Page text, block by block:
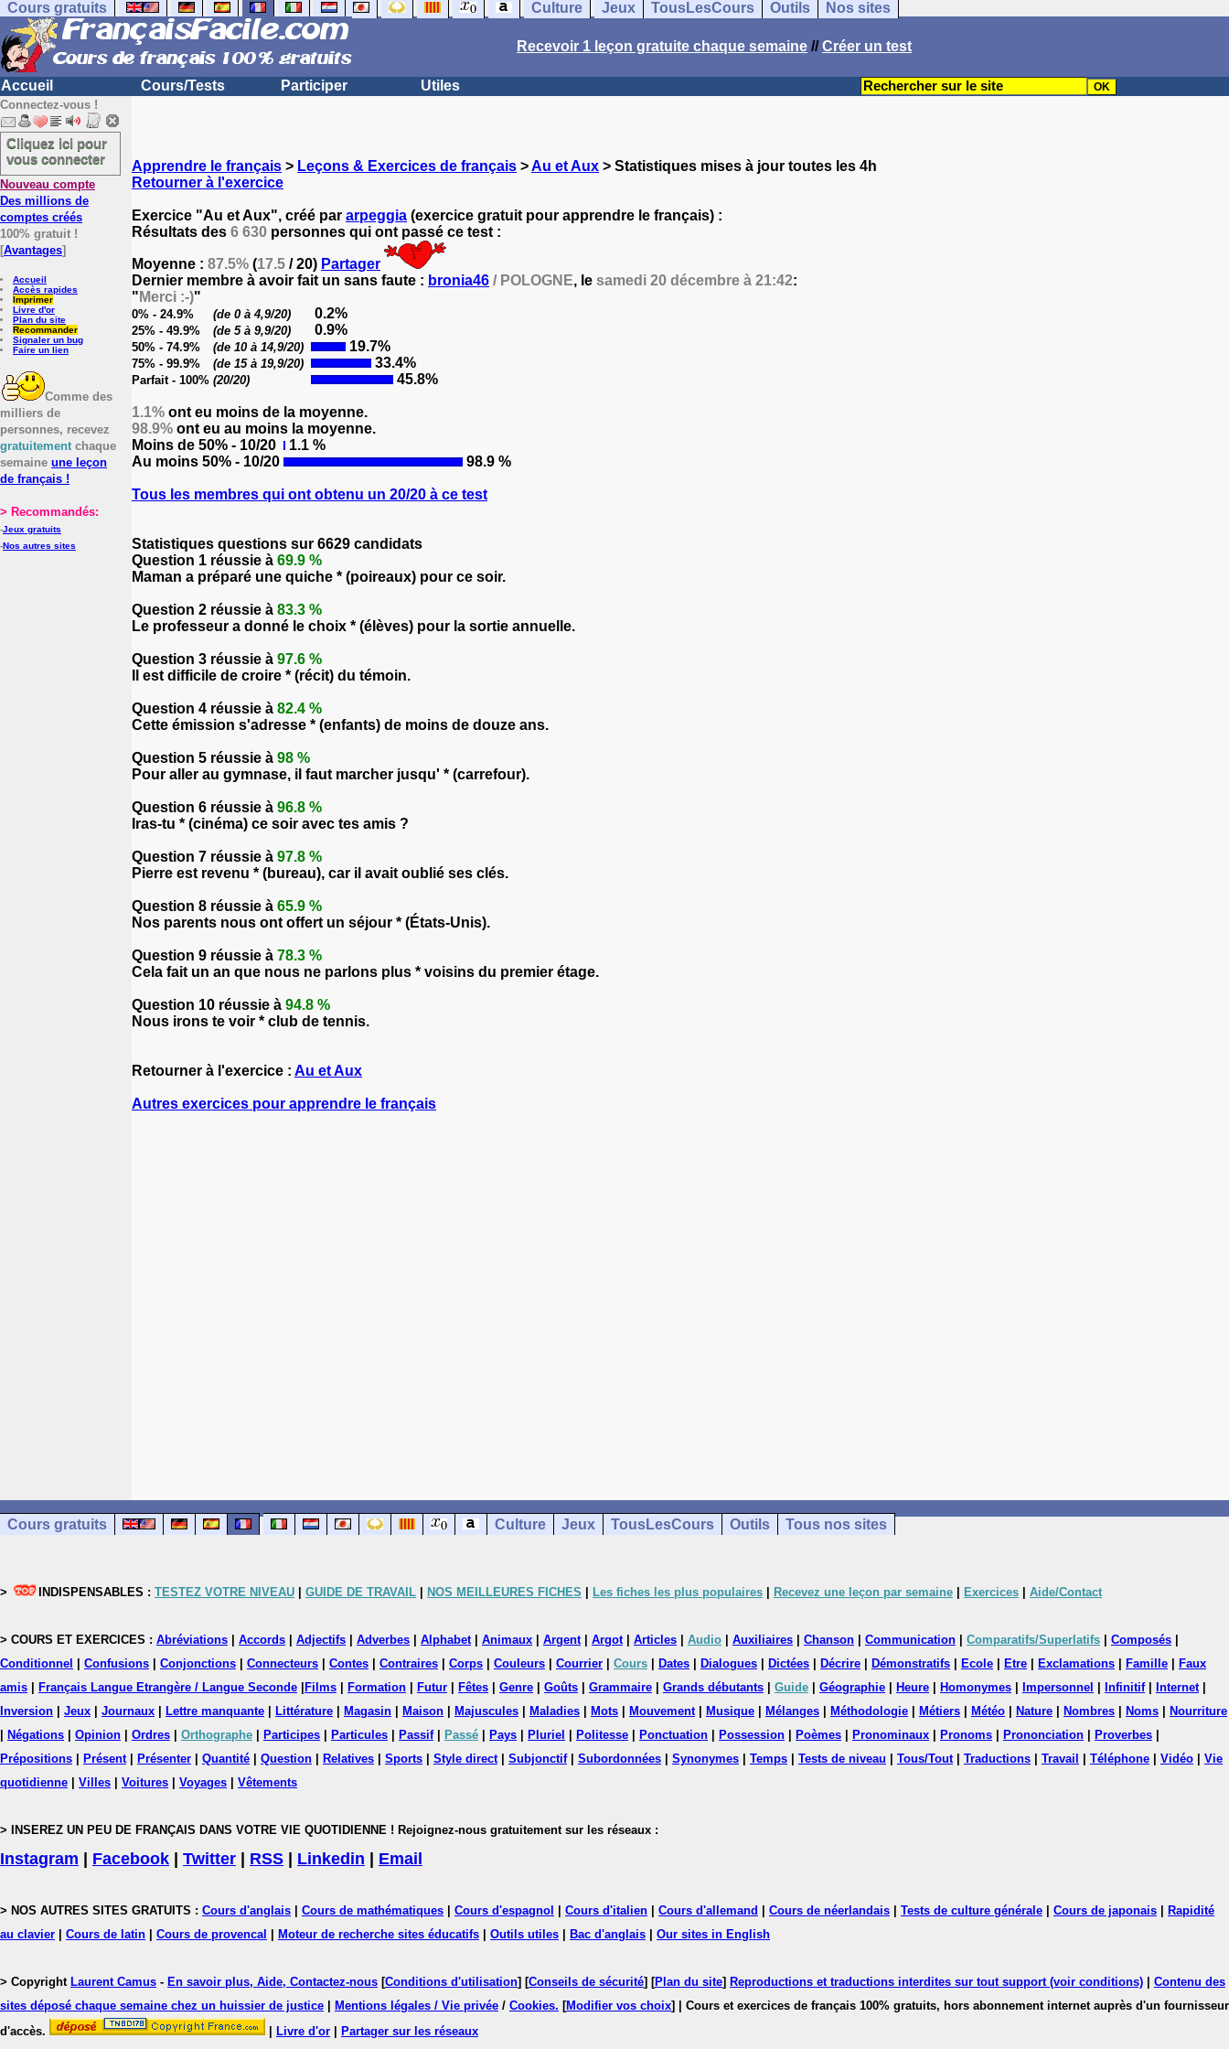
Cours gratuits Culture Jeux TousLesCours Outils Nos sites
Recevoir 1 leçon gratuite chaque semaine //Créer un test
Accueil Cours/Tests Participer Utiles
Connectez-vous !
Cliquez ici pour
vous connecter
Nouveau compte
Des millions de
comptes créés
100% gratuit !
[Avantages]
Accueil
Accès rapides
Imprimer
Livre d'or
Plan du site
Recommander
Signaler un bug
Faire un lien
Comme des
milliers de
personnes, recevez
gratuitementchaque
semaine une leçon
de français !
> Recommandés:
-Jeux gratuits
-Nos autres sites
Apprendre le français > Leçons & Exercices de français >Au et Aux > Statistiques mises à jour toutes les 4h
Retourner à l'exercice
Exercice "Au et Aux", créé par arpeggia (exercice gratuit pour apprendre le français) :
Résultats des 6 630 personnes qui ont passé ce test :
Moyenne : 87.5% (17.5 / 20) Partager
Dernier membre à avoir fait un sans faute : bronia46 / POLOGNE, le samedi 20 décembre à 21:42:
" Merci :-)"
0% - 24.9% (de 0 à 4,9/20) 0.2%
25% - 49.9% (de 5 à 9,9/20) 0.9%
50% - 74.9% (de 10 à 14,9/20) 19.7%
75% - 99.9% (de 15 à 19,9/20) 33.4%
Parfait - 100% (20/20) 45.8%
1.1% ont eu moins de la moyenne.
98.9% ont eu au moins la moyenne.
Moins de 50% - 10/20
1.1 %
Au moins 50% - 10/20
98.9 %
Tous les membres qui ont obtenu un 20/20 à ce test
Statistiques questions sur 6629 candidats
Question 1 réussie à 69.9 %
Maman a préparé une quiche * (poireaux) pour ce soir.
Question 2 réussie à 83.3 %
Le professeur a donné le choix * (élèves) pour la sortie annuelle.
Question 3 réussie à 97.6 %
Il est difficile de croire * (récit) du témoin.
Question 4 réussie à 82.4 %
Cette émission s'adresse * (enfants) de moins de douze ans.
Question 5 réussie à 98 %
Pour aller au gymnase, il faut marcher jusqu' * (carrefour).
Question 6 réussie à 96.8 %
Iras-tu * (cinéma) ce soir avec tes amis ?
Question 7 réussie à 97.8 %
Pierre est revenu * (bureau), car il avait oublié ses clés.
Question 8 réussie à 65.9 %
Nos parents nous ont offert un séjour * (États-Unis).
Question 9 réussie à 78.3 %
Cela fait un an que nous ne parlons plus * voisins du premier étage.
Question 10 réussie à 94.8 %
Nous irons te voir * club de tennis.
Retourner à l'exercice : Au et Aux
Autres exercices pour apprendre le français
Cours gratuits Culture Jeux TousLesCours Outils Tous nos sites
> INDISPENSABLES : TESTEZ VOTRE NIVEAU GUIDE DE TRAVAIL NOS MEILLEURES FICHES Les fiches les plus populaires Recevez une leçon par semaine Exercices Aide/Contact
> COURS ET EXERCICES : Abréviations Accords Adjectifs Adverbes Alphabet| Animaux Argent| Argot| Articles Audio Auxiliaires Chanson Communication Comparatifs/Superlatifs Composés
Conditionnel
Confusions Conjonctions Connecteurs Contes Contraires Corps Couleurs Courrier Cours Dates Dialogues Dictées Décrire Démonstratifs Ecole Etre Exclamations Famille
Faux
amis
Français Langue Etrangère / Langue Seconde Films Formation Futur Fêtes Genre Goûts Grammaire Grands débutants Guide Géographie Heure Homonymes Impersonnel Infinitif| Internet|
Inversion
Jeux Journaux Lettre manquante Littérature Magasin Maison Majuscules Maladies Mots Mouvement| Musique Mélanges Méthodologie Métiers Météo Nature Nombres Noms
Nourriture
Négations Opinion Ordres Orthographe Participes Particules Passif| Passé Pays Pluriel Politesse Ponctuation Possession Poèmes Pronominaux Pronoms Prononciation Proverbes
Prépositions
Présent| Présenter Quantité Question Relatives Sports Style direct| Subjonctif| Subordonnées Synonymes Temps Tests de niveau Tous/Tout| Traductions Travail Téléphone Vidéo
Vie
quotidienne
Villes Voitures Voyages Vêtements
> INSEREZ UN PEU DE FRANÇAIS DANS VOTRE VIE QUOTIDIENNE ! Rejoignez-nous gratuitement sur les réseaux :
Instagram Facebook Twitter RSS Linkedin Email
> NOS AUTRES SITES GRATUITS : Cours d'anglais Cours de mathématiques Cours d'espagnol Cours d'italien Cours d'allemand Cours de néerlandais Tests de culture générale Cours de japonais
Rapidité
au clavier
Cours de latin Cours de provencal Moteur de recherche sites éducatifs Outils utiles Bac d'anglais Our sites in English
> Copyright Laurent Camus - En savoir plus, Aide, Contactez-nous [Conditions d'utilisation] [Conseils de sécurité] [Plan du site] Reproductions et traductions interdites sur tout support (voir conditions)
Contenu des
sites déposé chaque semaine chez un huissier de justice
Mentions légales / Vie privée / Cookies. [Modifier vos choix]
| Cours et exercices de français 100% gratuits, hors abonnement internet auprès d'un fournisseur
d'accès.
Livre d'or Partager sur les réseaux